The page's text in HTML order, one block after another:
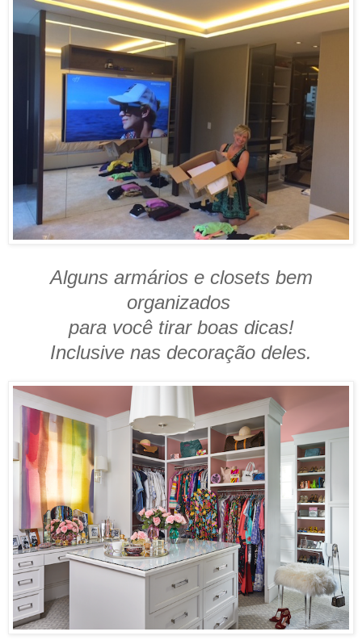
Alguns armários e closets bem
organizados
para você tirar boas dicas!
Inclusive nas decoração deles.